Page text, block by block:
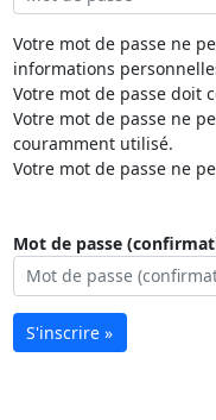
Votre mot de passe ne
informations
Votre mot de passe doit
Votre mot de passe ne
couramment utilisé.
Votre mot de passe ne
Mot de passe
S'inscrire »